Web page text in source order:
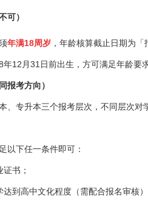
可）
年满18周岁 ，年龄核算截止日期为「
月31日前出生，方可满足年龄要求
报考方向）
专升本三个报考层次，不同层次对
以下任一条件即可：
书；
高中文化程度（需配合报名审核）